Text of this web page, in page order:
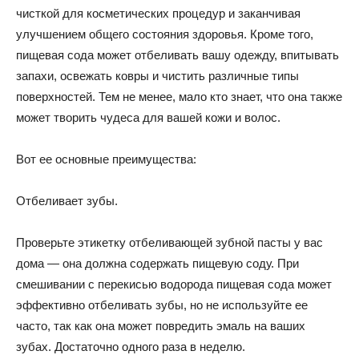
чисткой для косметических процедур и заканчивая
улучшением общего состояния здоровья. Кроме того,
пищевая сода может отбеливать вашу одежду, впитывать
запахи, освежать ковры и чистить различные типы
поверхностей. Тем не менее, мало кто знает, что она также
может творить чудеса для вашей кожи и волос.
Вот ее основные преимущества:
Отбеливает зубы.
Проверьте этикетку отбеливающей зубной пасты у вас
дома — она должна содержать пищевую соду. При
смешивании с перекисью водорода пищевая сода может
эффективно отбеливать зубы, но не используйте ее
часто, так как она может повредить эмаль на ваших
зубах. Достаточно одного раза в неделю.